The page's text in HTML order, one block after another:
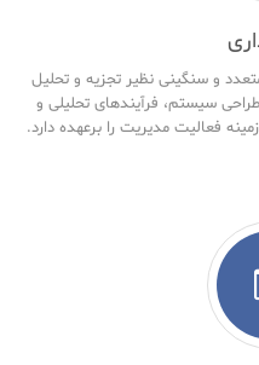
و سنگینی نظیر تجزیه و تحلیل
سیستم، فرآیندهای تحلیلی و
فعالیت مدیریت را برعهده دارد.